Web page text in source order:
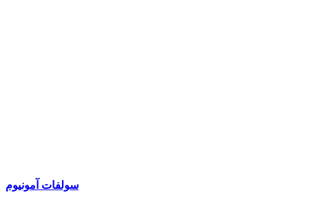
سولفات آمونیوم